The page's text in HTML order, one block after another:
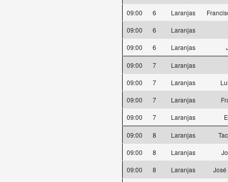
09:00
6 Laranjas
09:00
6
Laranjas
09:00
6 Laranjas
09:00 7
Laranjas
09:00
7 Laranjas
09:00
7 Laranjas
09:00
7 Laranjas
09:00 8 Laranjas
09:00
8 Laranjas
09:00
8 Laranjas
José